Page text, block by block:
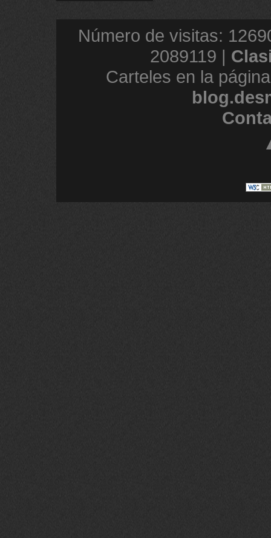
Número de visitas:
2089119 |
Carteles en la